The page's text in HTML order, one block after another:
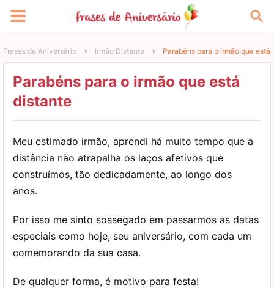
Frases de Aniversário › Irmão Distante › Parabéns para o irmão que está
Parabéns para o irmão que está
distante
Meu estimado irmão, aprendi há muito tempo que a
distância não atrapalha os laços afetivos que
construímos, tão dedicadamente, ao longo dos
anos.
Por isso me sinto sossegado em passarmos as datas
especiais como hoje, seu aniversário, com cada um
comemorando da sua casa.
De qualquer forma, é motivo para festa!